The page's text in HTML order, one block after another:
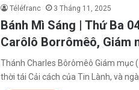
Téléfranc 3 Tháng 11, 2025
Bánh Mì Sáng | Thứ Ba
Carôlô Borrômêô, Giám
Thánh Charles Bôrômêô Giám mục
thời tái Cải cách của Tin Lành, và